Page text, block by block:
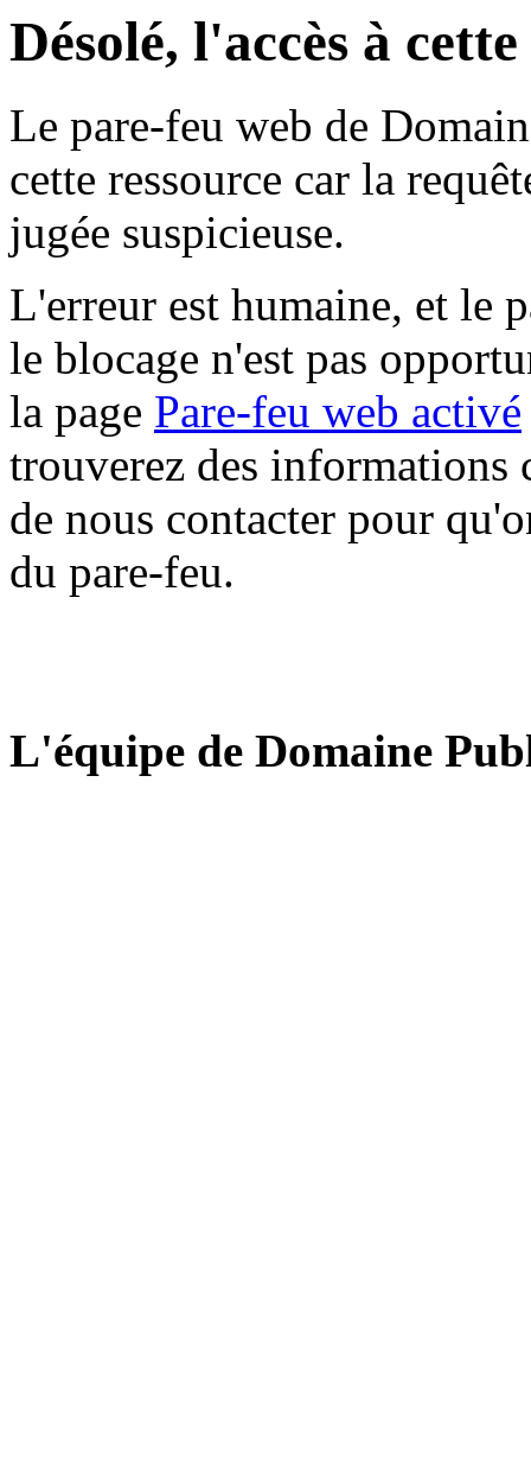
Désolé, l'accès à
Le pare-feu web de
cette ressource car la
jugée suspicieuse.
L'erreur est humaine, et le
le blocage n'est pas
la page Pare-feu web activé
trouverez des informations
de nous contacter pour
du pare-feu.
L'équipe de Domaine